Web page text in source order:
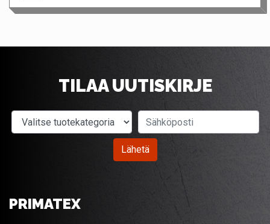
TILAA UUTISKIRJE
Valitse tuotekategoria
Lähetä
PRIMATEX